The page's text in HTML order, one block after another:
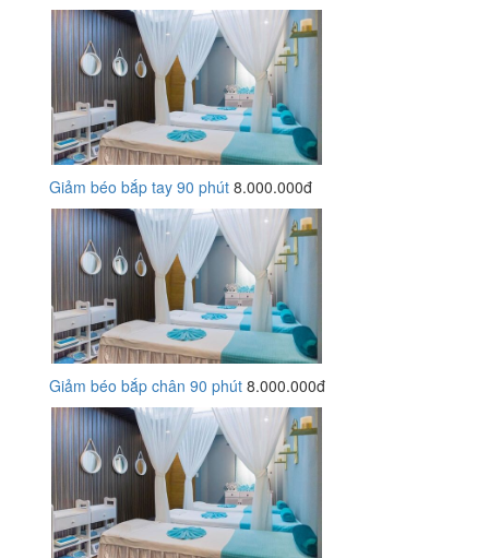
Giảm béo bắp tay 90 phút 8.000.000đ
Giảm béo bắp chân 90 phút 8.000.000đ